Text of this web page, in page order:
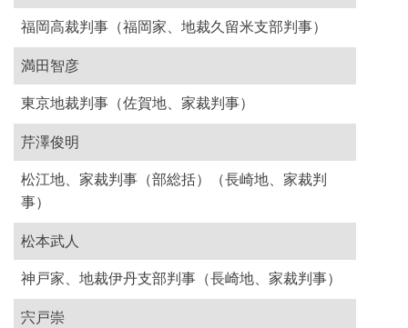
福岡高裁判事（福岡家、地裁久留米支部判事）
満田智彦
東京地裁判事（佐賀地、家裁判事）
芹澤俊明
松江地、家裁判事（部総括）（長崎地、家裁判
事）
松本武人
神戸家、地裁伊丹支部判事（長崎地、家裁判事）
宍戸崇